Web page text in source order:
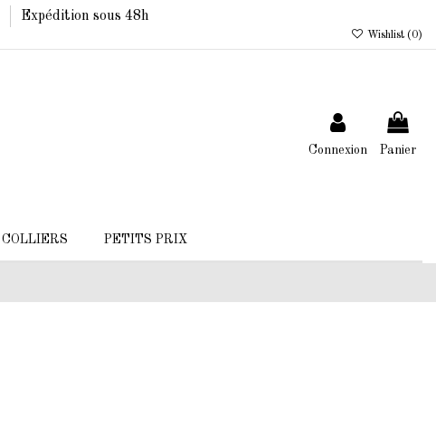
Expédition sous 48h
Wishlist (0)
Connexion Panier
COLLIERS PETITS PRIX